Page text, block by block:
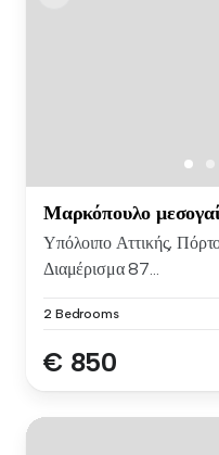
Μαρκόπουλο
Υπόλοιπο Αττικής,
Διαμέρισμα 87...
2 Bedrooms
€ 850